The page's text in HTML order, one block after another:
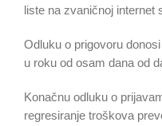
liste na zvaničnoj internet
Odluku o prigovoru
u roku od osam dana od
Konačnu odluku o
regresiranje troškova